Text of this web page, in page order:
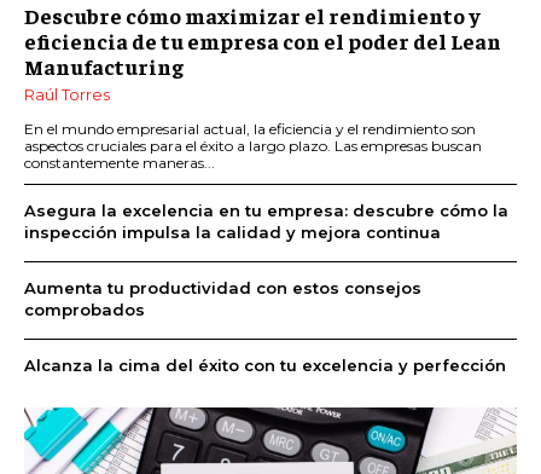
Descubre cómo maximizar el rendimiento y
eficiencia de tu empresa con el poder del Lean
Manufacturing
Raúl Torres
En el mundo empresarial actual, la eficiencia y el rendimiento son
aspectos cruciales para el éxito a largo plazo. Las empresas buscan
constantemente maneras...
Asegura la excelencia en tu empresa: descubre cómo la
inspección impulsa la calidad y mejora continua
Aumenta tu productividad con estos consejos
comprobados
Alcanza la cima del éxito con tu excelencia y perfección